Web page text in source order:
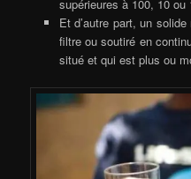
supérieures à 100, 10 ou
Et d’autre part, un solide
filtre ou soutiré en
situé et qui est plus ou